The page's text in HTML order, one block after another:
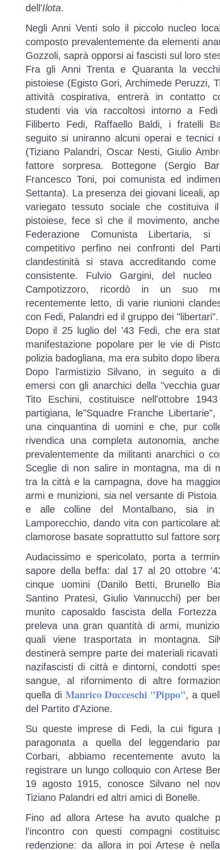
dell'Ilota.
Negli Anni Venti solo il piccolo nucleo
composto prevalentemente da elementi
Gozzoli, saprà opporsi ai fascisti sul loro
Fra gli Anni Trenta e Quaranta la
pistoiese (Egisto Gori, Archimede Peruzzi,
attività cospirativa, entrerà in contatto
studenti via via raccoltosi intorno a
Filiberto Fedi, Raffaello Baldi, i fratelli
seguito si uniranno alcuni operai e tecnici
(Tiziano Palandri, Oscar Nesti, Giulio
fattore sorpresa. Bottegone (Sergio
Francesco Toni, poi comunista ed
Settanta). La presenza dei giovani liceali,
variegato tessuto sociale che costituiva
pistoiese, fece sì che il movimento,
Federazione Comunista Libertaria,
competitivo perfino nei confronti del
clandestinità si stava accreditando
consistente. Fulvio Gargini, del
Campotizzoro, ricordò in un suo
recentemente letto, di varie riunioni
con Fedi, Palandri ed il gruppo dei "libertari".
Dopo il 25 luglio del '43 Fedi, che era
manifestazione popolare per le vie di
polizia badogliana, ma era subito dopo
Dopo l'armistizio Silvano, in seguito a
emersi con gli anarchici della
vecchia
Tito Eschini, costituisce nell'ottobre
partigiana, le Squadre Franche Libertarie ,
una cinquantina di uomini e che, pur
rivendica una completa autonomia,
prevalentemente da militanti anarchici o
Sceglie di non salire in montagna, ma di
tra la città e la campagna, dove ha
armi e munizioni, sia nel versante di
e alle colline del Montalbano, sia in
Lamporecchio, dando vita con particolare
clamorose basate soprattutto sul fattore
Audacissimo e spericolato, porta a
sapore della beffa: dal 17 al 20 ottobre
cinque uomini (Danilo Betti, Brunello
Santino Pratesi, Giulio Vannucchi) per
munito caposaldo fascista della
preleva una gran quantità di armi,
quali viene trasportata in montagna.
destinerà sempre parte dei materiali
nazifascisti di città e dintorni, condotti
sangue, al rifornimento di altre
quella diManrico Ducceschi "Pippo", a
del Partito d'Azione.
Su queste imprese di Fedi, la cui figura
paragonata a quella del leggendario
Corbari, abbiamo recentemente avuto
registrare un lungo colloquio con Artese
19 agosto 1915, conosce Silvano nel
Tiziano Palandri ed altri amici di Bonelle.
Fino ad allora Artese ha avuto qualche
l'incontro con questi compagni
redenzione: da allora in poi Artese è